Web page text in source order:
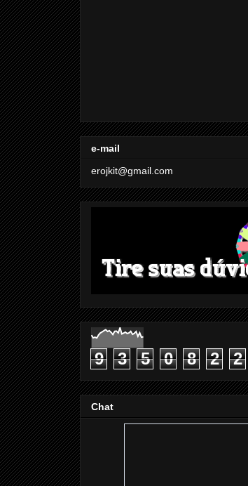
e-mail
erojkit@gmail.com
9 3 5 0 8 2 2
Chat